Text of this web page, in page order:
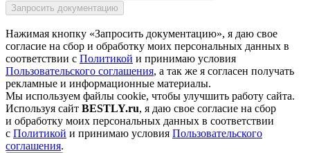
Нажимая кнопку «Запросить документацию», я даю свое
согласие на сбор и обработку моих персональных данных в
соответствии с Политикой и принимаю условия
Пользовательского соглашения, а так же я согласен получать
рекламные и информационные материалы.
Мы используем файлы cookie, чтобы улучшить работу сайта.
Используя сайт BESTLY.ru, я даю свое согласие на сбор
и обработку моих персональных данных в соответствии
с Политикой и принимаю условия Пользовательского
соглашения.